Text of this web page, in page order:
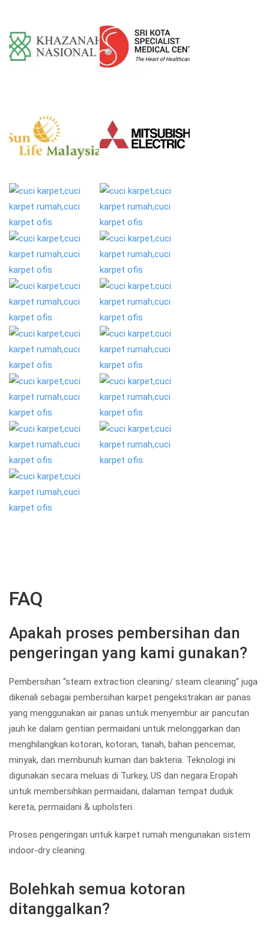
FAQ
Apakah proses pembersihan dan
pengeringan yang kami gunakan?
Pembersihan “steam extraction cleaning/ steam cleaning” juga
dikenali sebagai pembersihan karpet pengekstrakan air panas
yang menggunakan air panas untuk menyembur air pancutan
jauh ke dalam gentian permaidani untuk melonggarkan dan
menghilangkan kotoran, kotoran, tanah, bahan pencemar,
minyak, dan membunuh kuman dan bakteria. Teknologi ini
digunakan secara meluas di Turkey, US dan negara Eropah
untuk membersihkan permaidani, dalaman tempat duduk
kereta, permaidani & upholsteri.
Proses pengeringan untuk karpet rumah mengunakan sistem
indoor-dry cleaning.
Bolehkah semua kotoran
ditanggalkan?